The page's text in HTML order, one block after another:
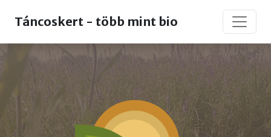
Táncoskert - több mint bio